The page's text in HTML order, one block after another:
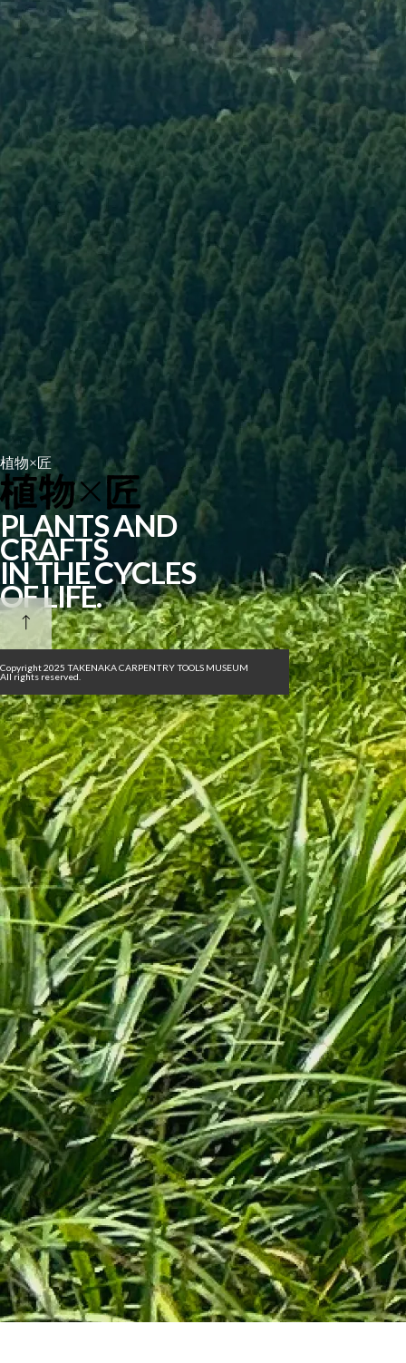
植物×匠
PLANTS AND
CRAFTS
IN THE CYCLES
OF LIFE.
Copyright 2025 TAKENAKA CARPENTRY TOOLS MUSEUM
All rights reserved.